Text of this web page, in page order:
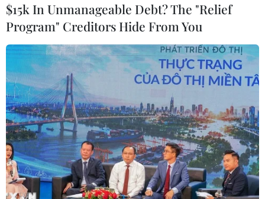
Đan Mạch buộc tội 2 thiếu niên gây ra vụ
nổ gần Đại sứ quán Israel
03/10/2024 12:01
Hai thiếu niên, 16 và 19 tuổi, đã bị bắt giữ ngày 2/10
trên chuyến tàu ở ga tàu hỏa chính tại Copenhagen
và bị đưa ra trình diện, trả lời thẩm vấn tại tòa án thành
phố Copenhagen.
$15k In Unmanageable Debt? The "Relief
Program" Creditors Hide From You